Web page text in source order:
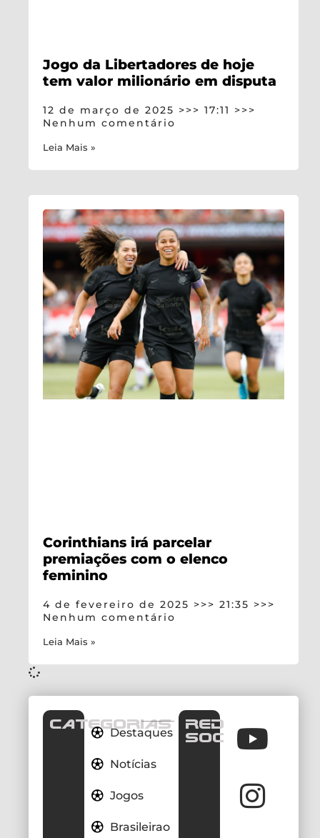
Jogo da Libertadores de hoje
tem valor milionário em disputa
12 de março de 2025
17:11
Nenhum comentário
Leia Mais »
Corinthians irá parcelar
premiações com o elenco
feminino
4 de fevereiro de 2025
21:35
Nenhum comentário
Leia Mais »
CATEGORIAS
Destaques
Notícias
Jogos
Brasileirao
REDES
SOCIAIS